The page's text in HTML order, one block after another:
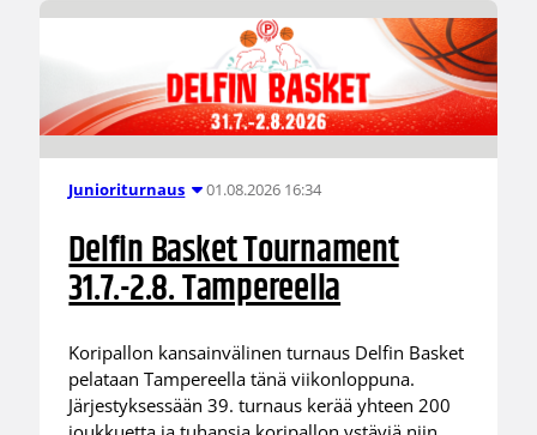
Junioriturnaus 01.08.2026 16:34
Delfin Basket Tournament
31.7.-2.8. Tampereella
Koripallon kansainvälinen turnaus Delfin Basket
pelataan Tampereella tänä viikonloppuna.
Järjestyksessään 39. turnaus kerää yhteen 200